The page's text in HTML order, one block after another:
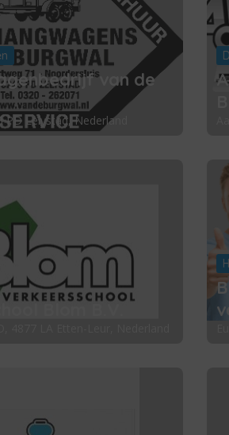
van de
PD Lelystad, Nederland
Blom B.V.